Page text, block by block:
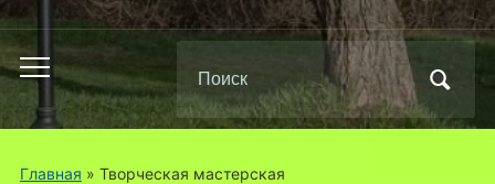
Переключить
мобильное
меню
по:
Главная » Творческая мастерская